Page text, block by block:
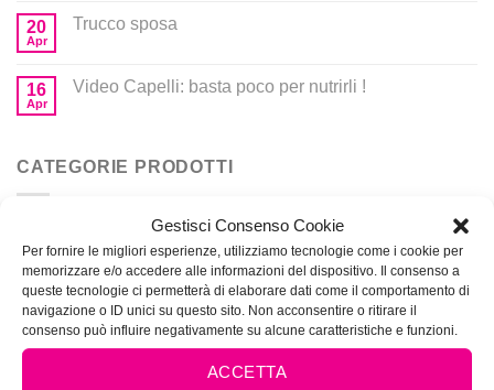
Gestisci Consenso Cookie
Per fornire le migliori esperienze, utilizziamo tecnologie come i cookie per
memorizzare e/o accedere alle informazioni del dispositivo. Il consenso a
queste tecnologie ci permetterà di elaborare dati come il comportamento di
navigazione o ID unici su questo sito. Non acconsentire o ritirare il
consenso può influire negativamente su alcune caratteristiche e funzioni.
ACCETTA
20
Apr
Trucco sposa
16
Apr
Video Capelli: basta poco per nutrirli !
CATEGORIE PRODOTTI
Prodotti per MakeUp